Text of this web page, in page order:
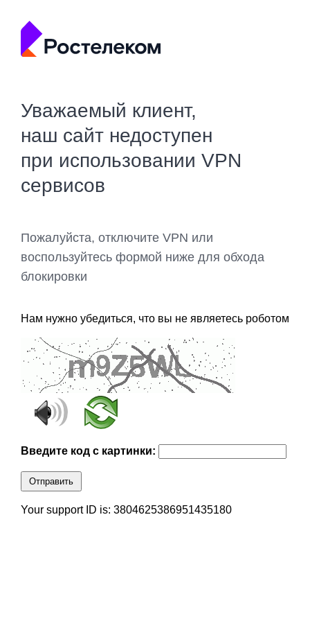
Уважаемый клиент,
наш сайт недоступен
при использовании VPN
сервисов
Пожалуйста, отключите VPN или
воспользуйтесь формой ниже для обхода
блокировки
Нам нужно убедиться, что вы не являетесь роботом
Введите код с картинки:
Отправить
Your support ID is: 3804625386951435180